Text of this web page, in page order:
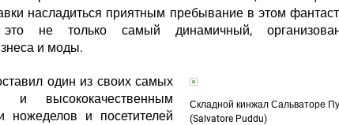
насладиться приятным пребывание в этом
не только самый динамичный,
и моды.
Складной кинжал Сальваторе
(Salvatore Puddu)
один из своих самых
высококачественным
ножеделов и посетителей